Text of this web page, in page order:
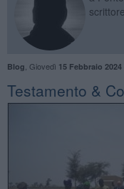
Blog Giovedì 15 Febbraio 2024
Testamento &